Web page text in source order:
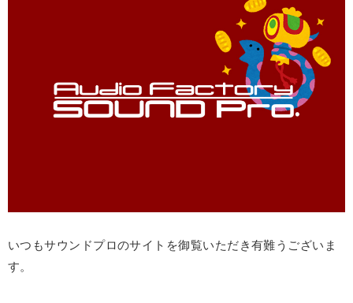
いつもサウンドプロのサイトを御覧いただき有難うございま
す。